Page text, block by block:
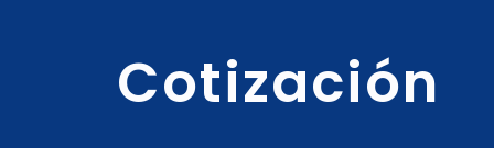
Cotización